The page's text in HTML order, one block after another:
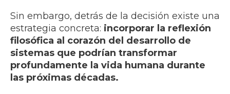
Sin embargo, detrás de la decisión existe una
estrategia concreta: incorporar la reflexión
filosófica al corazón del desarrollo de
sistemas que podrían transformar
profundamente la vida humana durante
las próximas décadas.